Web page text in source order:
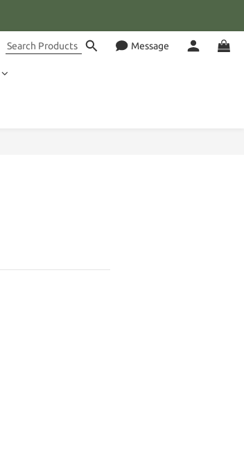
Message